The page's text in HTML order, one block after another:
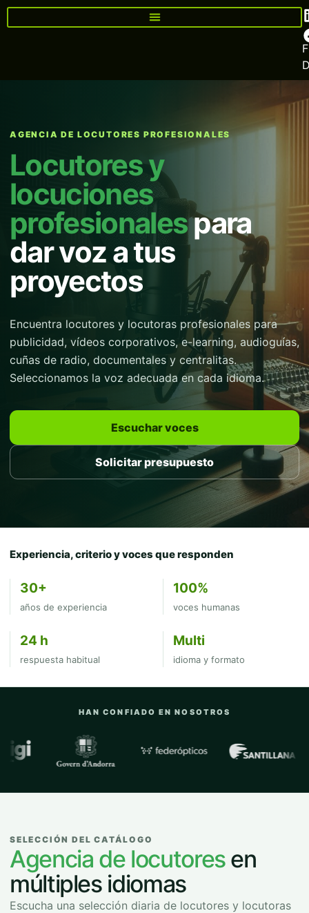
AGENCIA DE LOCUTORES PROFESIONALES
Locutores y
locuciones
profesionalespara
dar voz a tus
proyectos
Encuentra locutores y locutoras profesionales para
publicidad, vídeos corporativos, e-learning, audioguías,
cuñas de radio, documentales y centralitas.
Seleccionamos la voz adecuada en cada idioma.
Escuchar voces
Solicitar presupuesto
Experiencia, criterio y voces que responden
30+
años de experiencia
100%
voces humanas
24 h
respuesta habitual
Multi
idioma y formato
HAN CONFIADO EN NOSOTROS
Empresas y organizaciones con las
SELECCIÓN DEL CATÁLOGO
Agencia de locutoresen
múltiples idiomas
Escucha una selección diaria de locutores y locutoras